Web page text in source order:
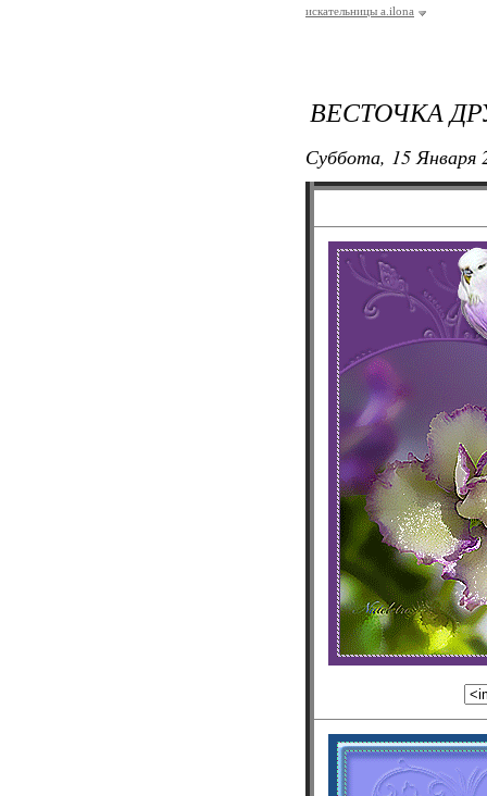
искательницы a.ilona
ВЕСТОЧКА
Суббота, 15 Января